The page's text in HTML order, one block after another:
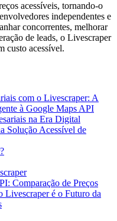
acessíveis, tornando-o
independentes e
concorrentes, melhorar
de leads, o Livescraper
custo acessível.
com o Livescraper: A
à Google Maps API
na Era Digital
Solução Acessível de
Comparação de Preços
Livescraper é o Futuro da